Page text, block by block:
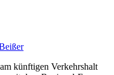
künftigen Verkehrshalt